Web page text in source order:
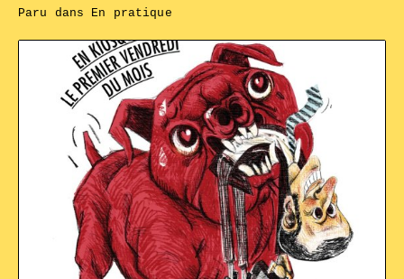
Paru dans En pratique